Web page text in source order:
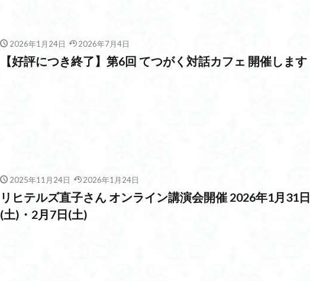
2026年1月24日 2026年7月4日
【好評につき終了】第6回 てつがく対話カフェ 開催します
2025年11月24日 2026年1月24日
リヒテルズ直子さん オンライン講演会開催 2026年1月31日
(土)・2月7日(土)